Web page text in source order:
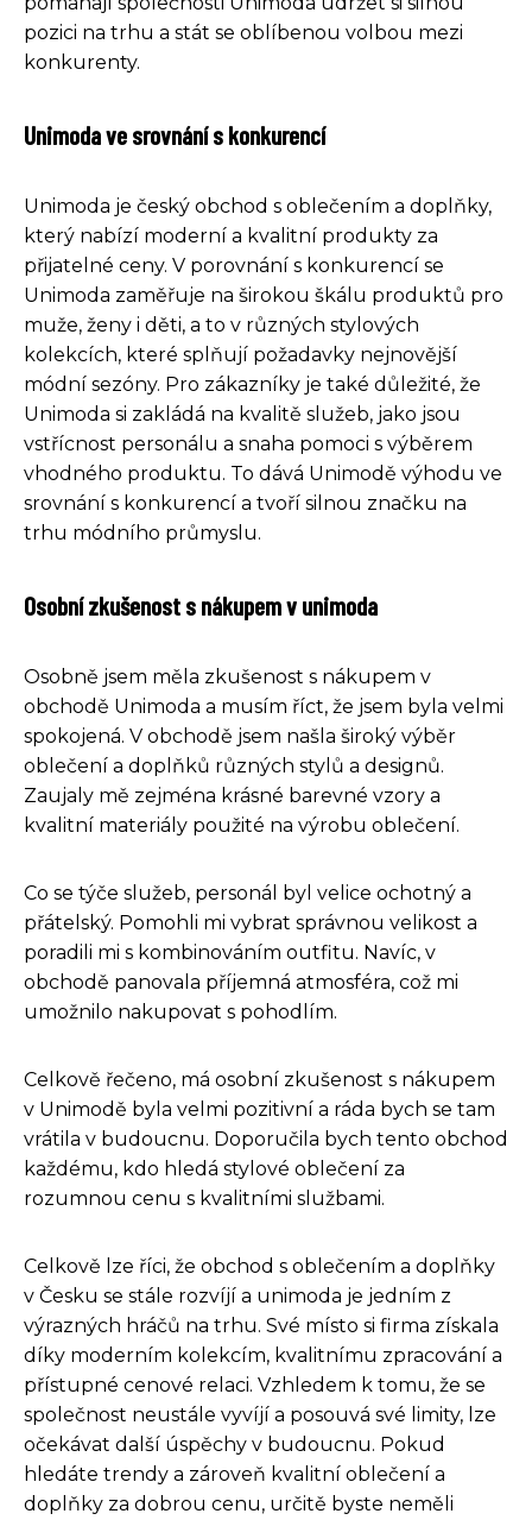
pozici na trhu a stát se oblíbenou volbou mezi
konkurenty.
Unimoda ve srovnání s konkurencí
Unimoda je český obchod s oblečením a doplňky,
který nabízí moderní a kvalitní produkty za
přijatelné ceny. V porovnání s konkurencí se
Unimoda zaměřuje na širokou škálu produktů pro
muže, ženy i děti, a to v různých stylových
kolekcích, které splňují požadavky nejnovější
módní sezóny. Pro zákazníky je také důležité, že
Unimoda si zakládá na kvalitě služeb, jako jsou
vstřícnost personálu a snaha pomoci s výběrem
vhodného produktu. To dává Unimodě výhodu ve
srovnání s konkurencí a tvoří silnou značku na
trhu módního průmyslu.
Osobní zkušenost s nákupem v unimoda
Osobně jsem měla zkušenost s nákupem v
obchodě Unimoda a musím říct, že jsem byla velmi
spokojená. V obchodě jsem našla široký výběr
oblečení a doplňků různých stylů a designů.
Zaujaly mě zejména krásné barevné vzory a
kvalitní materiály použité na výrobu oblečení.
Co se týče služeb, personál byl velice ochotný a
přátelský. Pomohli mi vybrat správnou velikost a
poradili mi s kombinováním outfitu. Navíc, v
obchodě panovala příjemná atmosféra, což mi
umožnilo nakupovat s pohodlím.
Celkově řečeno, má osobní zkušenost s nákupem
v Unimodě byla velmi pozitivní a ráda bych se tam
vrátila v budoucnu. Doporučila bych tento obchod
každému, kdo hledá stylové oblečení za
rozumnou cenu s kvalitními službami.
Celkově lze říci, že obchod s oblečením a doplňky
v Česku se stále rozvíjí a unimoda je jedním z
výrazných hráčů na trhu. Své místo si firma získala
díky moderním kolekcím, kvalitnímu zpracování a
přístupné cenové relaci. Vzhledem k tomu, že se
společnost neustále vyvíjí a posouvá své limity, lze
očekávat další úspěchy v budoucnu. Pokud
hledáte trendy a zároveň kvalitní oblečení a
doplňky za dobrou cenu, určitě byste neměli